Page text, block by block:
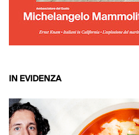
IN EVIDENZA